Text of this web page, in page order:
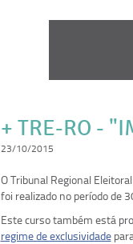
+ TRE-RO -
23/10/2015
O Tribunal Regional
foi realizado no período de
Este curso também está
regime de exclusividade